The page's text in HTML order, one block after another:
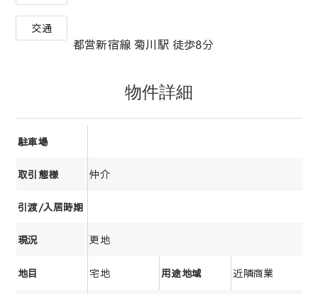
交通
都営新宿線 菊川駅 徒歩8分
物件詳細
駐車場
取引態様 仲介
引渡/入居時期
現況 更地
地目 宅地 用途地域 近隣商業